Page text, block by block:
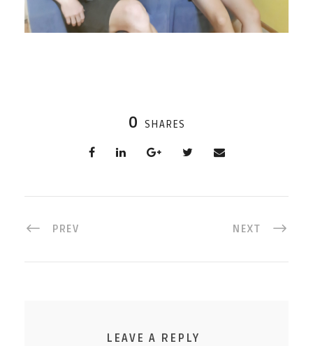
0 SHARES
PREV NEXT
LEAVE A REPLY